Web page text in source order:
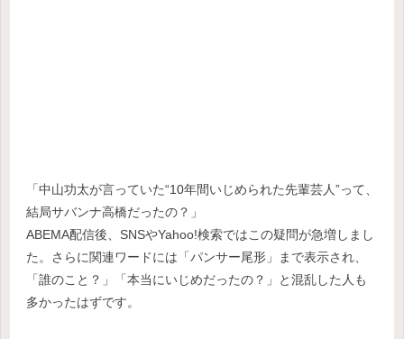
「中山功太が言っていた“10年間いじめられた先輩芸人”って、
結局サバンナ高橋だったの？」
ABEMA配信後、SNSやYahoo!検索ではこの疑問が急増しまし
た。さらに関連ワードには「パンサー尾形」まで表示され、
「誰のこと？」「本当にいじめだったの？」と混乱した人も
多かったはずです。